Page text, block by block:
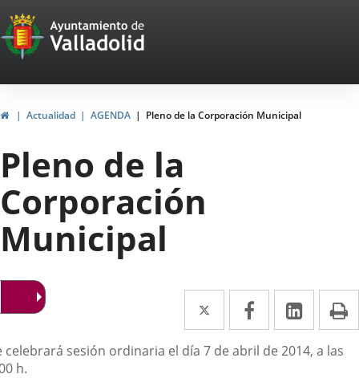
Portal
Web
del
Ayuntamiento
de
Valladolid
HomeActualidad AGENDA Pleno de la Corporación Municipal
Pleno de la
Corporación
Municipal
Twitter
Enlace
a
una
Facebook
Enlace
a
una
Enlace
a
una
celebrará sesión ordinaria el día 7 de abril de 2014, a las
h.